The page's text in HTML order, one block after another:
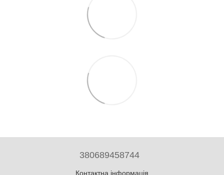
380689458744
Контактна інформація